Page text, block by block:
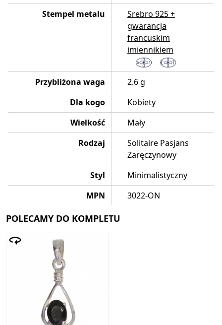
Stempel metalu
Srebro 925 +
gwarancja
francuskim
imiennikiem
Przybliżona waga
2.6 g
Dla kogo
Kobiety
Wielkość
Mały
Rodzaj
Solitaire Pasjans
Zaręczynowy
Styl
Minimalistyczny
MPN
3022-ON
POLECAMY DO KOMPLETU